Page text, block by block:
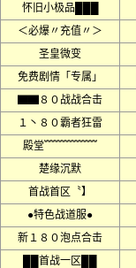
怀旧小极品███
＜必爆〃充值〃＞
圣皇微变
免费剧情「专属」
▇▇８０战战合击
１丶８０霸者狂雷
殿堂﹌﹌﹌﹌﹌
楚缘沉默
首战首区〝】
●特色战道服●
新１８０泡点合击
██首战一区██